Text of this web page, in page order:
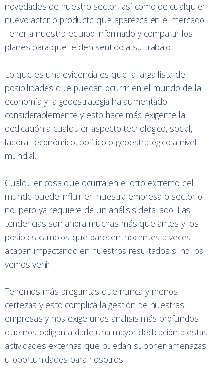
novedades de nuestro sector, así como de cualquier
nuevo actor o producto que aparezca en el mercado.
Tener a nuestro equipo informado y compartir los
planes para que le den sentido a su trabajo.
Lo que es una evidencia es que la larga lista de
posibilidades que puedan ocurrir en el mundo de la
economía y la geoestrategia ha aumentado
considerablemente y esto hace más exigente la
dedicación a cualquier aspecto tecnológico, social,
laboral, económico, político o geoestratégico a nivel
mundial.
Cualquier cosa que ocurra en el otro extremo del
mundo puede influir en nuestra empresa o sector o
no, pero ya requiere de un análisis detallado. Las
tendencias son ahora muchas más que antes y los
posibles cambios que parecen inocentes a veces
acaban impactando en nuestros resultados si no los
vemos venir.
Tenemos más preguntas que nunca y menos
certezas y esto complica la gestión de nuestras
empresas y nos exige unos análisis más profundos
que nos obligan a darle una mayor dedicación a estas
actividades externas que puedan suponer amenazas
u oportunidades para nosotros.